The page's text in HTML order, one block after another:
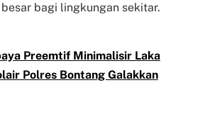
bagi lingkungan sekitar.
Preemtif Minimalisir Laka
Polres Bontang Galakkan